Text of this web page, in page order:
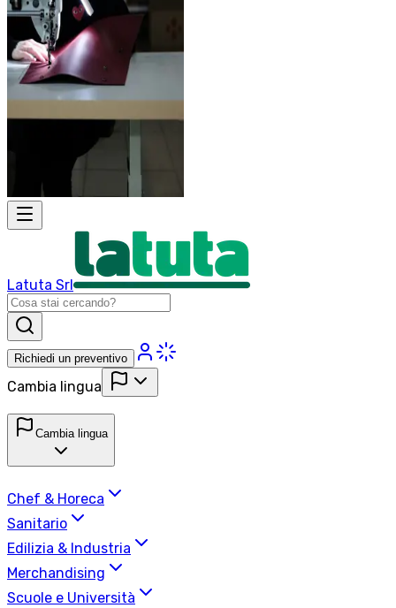
Latuta Srl
Richiedi un preventivo
Cambia lingua
Cambia lingua
Chef & Horeca
Sanitario
Edilizia & Industria
Merchandising
Scuole e Università